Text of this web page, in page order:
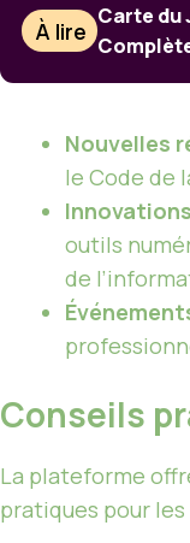
À lire
Carte du
Nouvelles
le Code de
outils
de
Conseils
La plateforme
pratiques pour